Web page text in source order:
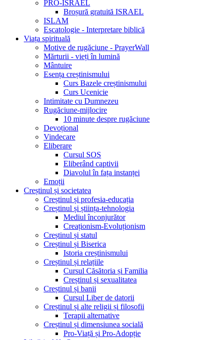
PRO-ISRAEL
Broșură gratuită ISRAEL
ISLAM
Escatologie - Interpretare biblică
Viața spirituală
Motive de rugăciune - PrayerWall
Mărturii - vieți în lumină
Mântuire
Esența creștinismului
Curs Bazele creștinismului
Curs Ucenicie
Intimitate cu Dumnezeu
Rugăciune-mijlocire
10 minute despre rugăciune
Devoțional
Vindecare
Eliberare
Cursul SOS
Eliberând captivii
Diavolul în fața instanței
Emoții
Creștinul și societatea
Creștinul și profesia-educația
Creștinul și știința-tehnologia
Mediul înconjurător
Creaționism-Evoluționism
Creștinul și statul
Creștinul și Biserica
Istoria creștinismului
Creștinul și relațiile
Cursul Căsătoria și Familia
Creștinul și sexualitatea
Creștinul și banii
Cursul Liber de datorii
Creștinul și alte religii și filosofii
Terapii alternative
Creștinul și dimensiunea socială
Pro-Viață și Pro-Adopție